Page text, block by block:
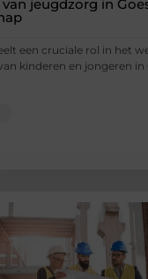
jeugdzorg in
een cruciale rol in het
kinderen en jongeren in